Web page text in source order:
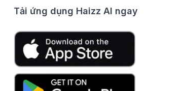
Tải ứng dụng Haizz AI ngay